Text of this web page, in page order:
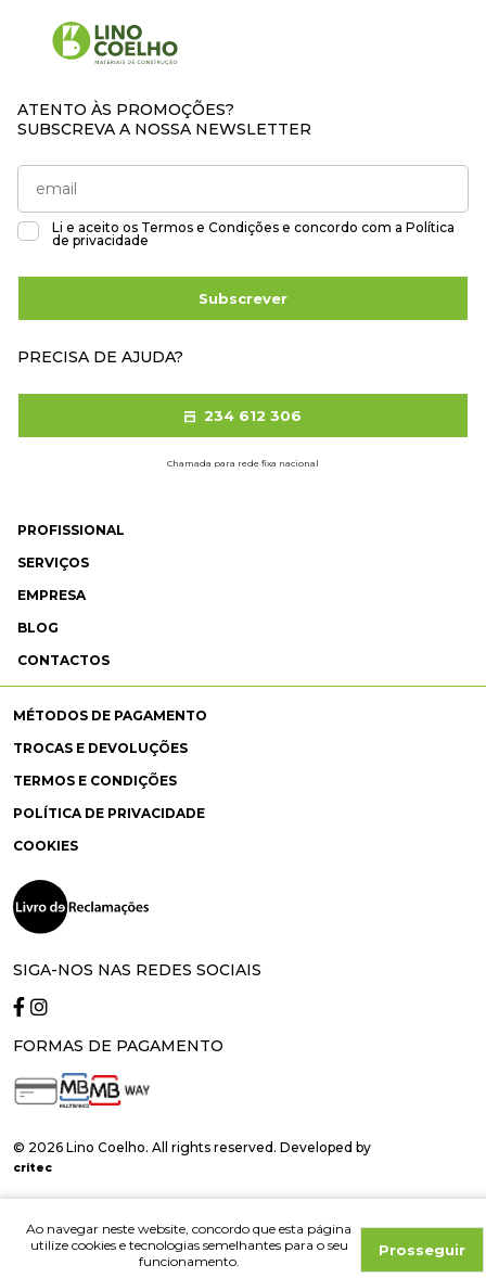
Ao navegar neste website, concordo que esta página
utilize cookies e tecnologias semelhantes para o seu
funcionamento.
Prosseguir
PROFISSIONAL
SERVIÇOS
EMPRESA
BLOG
CONTACTOS
MÉTODOS DE PAGAMENTO
TROCAS E DEVOLUÇÕES
TERMOS E CONDIÇÕES
POLÍTICA DE PRIVACIDADE
COOKIES
SIGA-NOS NAS REDES SOCIAIS
FORMAS DE PAGAMENTO
ATENTO ÀS PROMOÇÕES?
SUBSCREVA A NOSSA NEWSLETTER
Li e aceito os Termos e Condições e concordo com a Política
de privacidade
Subscrever
PRECISA DE AJUDA?
234 612 306
Chamada para rede fixa nacional
© 2026 Lino Coelho. All rights reserved. Developed by
critec